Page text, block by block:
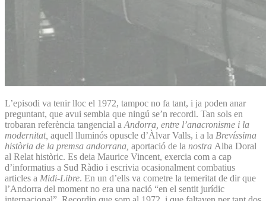
L’episodi va tenir lloc el 1972, tampoc no fa tant, i ja poden anar
preguntant, que avui sembla que ningú se’n recordi. Tan sols en
trobaran referència tangencial a Andorra, entre l’anacronisme i la
modernitat, aquell lluminós opuscle d’Àlvar Valls, i a la Brevíssima
història de la premsa andorrana, aportació de la nostra Alba Doral
al Relat històric. Es deia Maurice Vincent, exercia com a cap
d’informatius a Sud Ràdio i escrivia ocasionalment combatius
articles a Midi-Libre. En un d’ells va cometre la temeritat de dir que
l’Andorra del moment no era una nació “en el sentit jurídic